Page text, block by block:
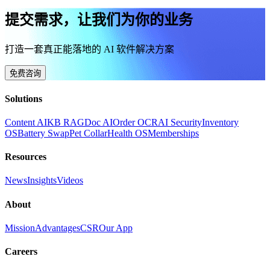
提交需求，让我们为你的业务
打造一套真正能落地的 AI 软件解决方案
免费咨询
Solutions
Content AIKB RAGDoc AIOrder OCRAI SecurityInventory
OSBattery SwapPet CollarHealth OSMemberships
Resources
NewsInsightsVideos
About
MissionAdvantagesCSROur App
Careers